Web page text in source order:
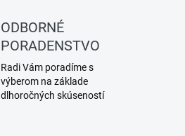
ODBORNÉ
PORADENSTVO
Radi Vám poradíme s
výberom na základe
dlhoročných skúseností